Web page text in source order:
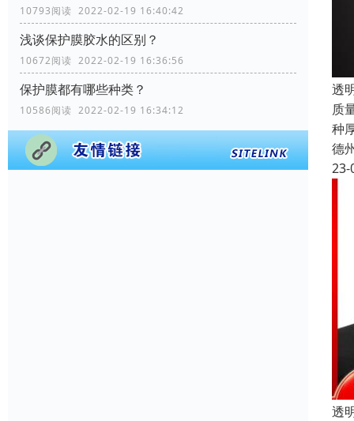
10793阅读 2022-02-19 16:40:42
浅谈保护膜胶水的区别？
10672阅读 2022-02-19 16:36:56
保护膜都有哪些种类？
10586阅读 2022-02-19 16:34:12
透
质
种
德
23-
透